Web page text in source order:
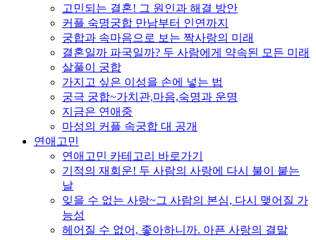
고민되는 결혼! 그 원인과 해결 방안
커플 숙명궁합 만남부터 인연까지
궁합과 속마음으로 보는 짝사랑의 미래
결혼일까 파국일까? 두 사람에게 약속된 모든 미래
살풀이 궁합
가지고 싶은 이성을 손에 넣는 법
궁극 궁합~가치관,마음,숙명과 운명
지금은 연애중
마성의 커플 속궁합 대 공개
연애고민
연애고민 카테고리 바로가기
기적의 재회운! 두 사람의 사랑에 다시 불이 붙는
날
잊을 수 없는 사랑~그 사람의 본심, 다시 맺어질 가
능성
헤어질 수 없어, 좋아하니까. 아픈 사랑의 결말